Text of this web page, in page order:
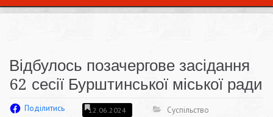
Відбулось позачергове засідання
62 сесії Бурштинської міської ради
Поділитись 12.06.2024 Суспільство